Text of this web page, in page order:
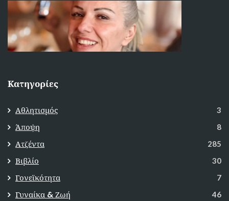
Κατηγορίες
Αθλητισμός 3
Άποψη 8
Ατζέντα 285
Βιβλίο 30
Γονεϊκότητα 7
Γυναίκα & Ζωή 46